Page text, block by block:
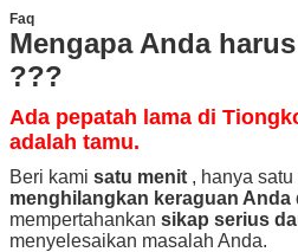
Faq
Mengapa Anda
???
Ada pepatah lama di
adalah tamu.
Beri kami satu menit , hanya
menghilangkan keraguan Anda
mempertahankan sikap serius
menyelesaikan masalah Anda.